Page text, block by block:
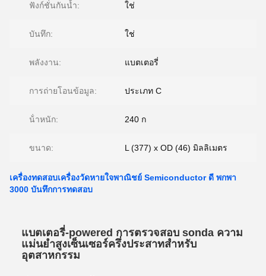
ฟังก์ชั่นกันน้ำ: ใช่
บันทึก: ใช่
พลังงาน: แบตเตอรี่
การถ่ายโอนข้อมูล: ประเภท C
น้ําหนัก: 240 ก
ขนาด: L (377) x OD (46) มิลลิเมตร
เครื่องทดสอบเครื่องวัดหายใจพาณิชย์ Semiconductor ดี พกพา
3000 บันทึกการทดสอบ
แบตเตอรี่-powered การตรวจสอบ sonda ความ
แม่นยําสูงเซ็นเซอร์ครึ่งประสาทสําหรับ
อุตสาหกรรม